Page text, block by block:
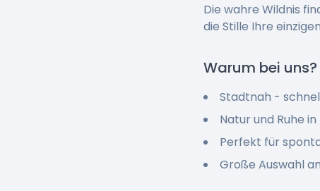
Die wahre Wildnis
die Stille Ihre
Warum bei uns?
Stadtnah -
Natur und Ruhe
Perfekt für
Große Auswahl